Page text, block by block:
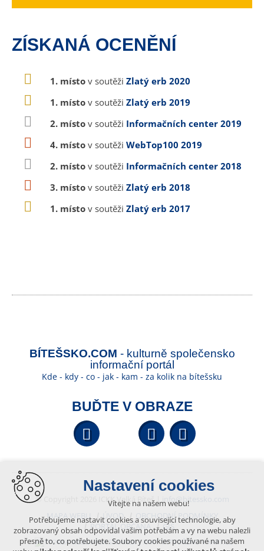
ZÍSKANÁ OCENĚNÍ
1. místo v soutěži Zlatý erb 2020
1. místo v soutěži Zlatý erb 2019
2. místo v soutěži Informačních center 2019
4. místo v soutěži WebTop100 2019
2. místo v soutěži Informačních center 2018
3. místo v soutěži Zlatý erb 2018
1. místo v soutěži Zlatý erb 2017
BÍTEŠSKO.COM - kulturně společensko
informační portál
Kde - kdy - co - jak - kam - za kolik na bítešsku
BUĎTE V OBRAZE
Facebook YouTube
© Copyright 2026 ICKK Velká Bíteš |
info@bitessko.com
MAPA WEBU
ÚVOD
OBCHODNÍ PODMÍNKY
PORTÁL OBČANA
GIS
VYTVOŘENO V XART.CZ
Nastavení cookies
Vítejte na našem webu!
Potřebujeme nastavit cookies a související technologie, aby
zobrazovaný obsah odpovídal vašim potřebám a vy na webu nalezli
přesně to, co potřebujete. Soubory cookies používané na našem